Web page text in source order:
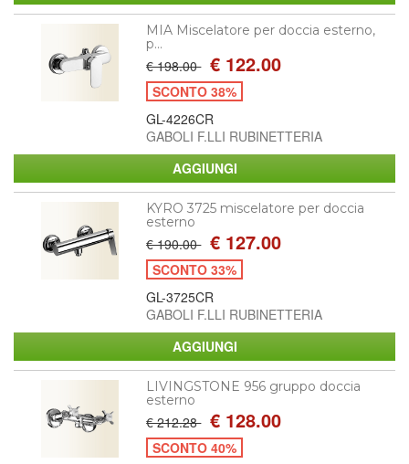
MIA Miscelatore per doccia esterno,
p...
€ 198.00 € 122.00
SCONTO 38%
GL-4226CR
GABOLI F.LLI RUBINETTERIA
KYRO 3725 miscelatore per doccia
esterno
€ 190.00 € 127.00
SCONTO 33%
GL-3725CR
GABOLI F.LLI RUBINETTERIA
LIVINGSTONE 956 gruppo doccia
esterno
€ 212.28 € 128.00
SCONTO 40%